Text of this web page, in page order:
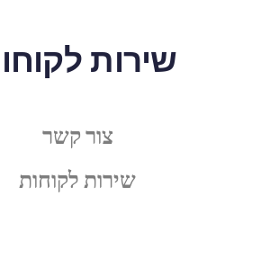
שירות
צור קשר
שירות לקוחות